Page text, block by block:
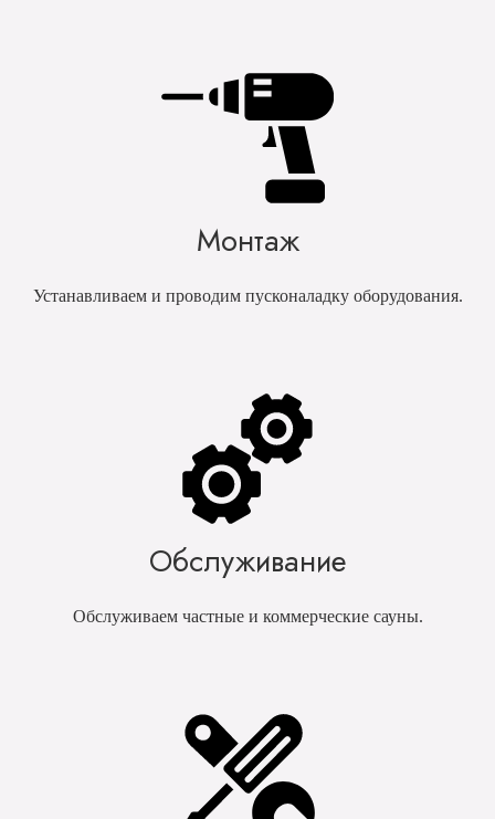
Монтаж
Устанавливаем и проводим пусконаладку оборудования.
Обслуживание
Обслуживаем частные и коммерческие сауны.